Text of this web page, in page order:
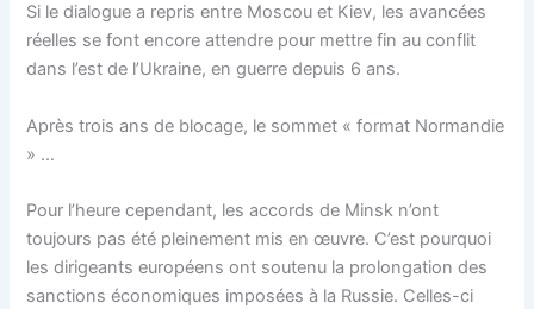
Si le dialogue a repris entre Moscou et Kiev, les avancées
réelles se font encore attendre pour mettre fin au conflit
dans l’est de l’Ukraine, en guerre depuis 6 ans.
Après trois ans de blocage, le sommet « format Normandie
» …
Pour l’heure cependant, les accords de Minsk n’ont
toujours pas été pleinement mis en œuvre. C’est pourquoi
les dirigeants européens ont soutenu la prolongation des
sanctions économiques imposées à la Russie. Celles-ci